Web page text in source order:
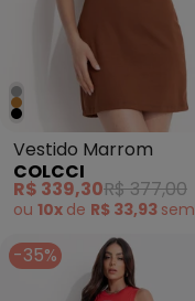
Vestido Marrom
COLCCI
R$ 339,30R$ 377,00
ou 10x de R$ 33,93 sem
-35%